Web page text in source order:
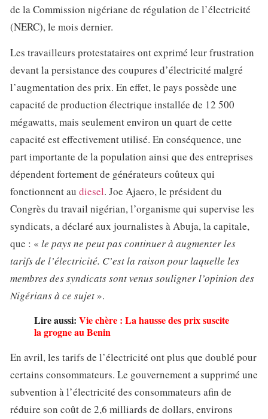
de la Commission nigériane de régulation de l’électricité
(NERC), le mois dernier.
Les travailleurs protestataires ont exprimé leur frustration
devant la persistance des coupures d’électricité malgré
l’augmentation des prix. En effet, le pays possède une
capacité de production électrique installée de 12 500
mégawatts, mais seulement environ un quart de cette
capacité est effectivement utilisé. En conséquence, une
part importante de la population ainsi que des entreprises
dépendent fortement de générateurs coûteux qui
fonctionnent au diesel. Joe Ajaero, le président du
Congrès du travail nigérian, l’organisme qui supervise les
syndicats, a déclaré aux journalistes à Abuja, la capitale,
que : « le pays ne peut pas continuer à augmenter les
tarifs de l’électricité. C’est la raison pour laquelle les
membres des syndicats sont venus souligner l’opinion des
Nigérians à ce sujet ».
Lire aussi: Vie chère : La hausse des prix suscite
la grogne au Benin
En avril, les tarifs de l’électricité ont plus que doublé pour
certains consommateurs. Le gouvernement a supprimé une
subvention à l’électricité des consommateurs afin de
réduire son coût de 2,6 milliards de dollars, environs